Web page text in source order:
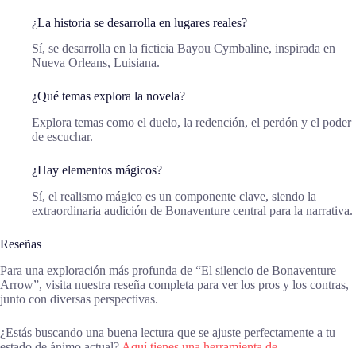
¿La historia se desarrolla en lugares reales?
Sí, se desarrolla en la ficticia Bayou Cymbaline, inspirada en
Nueva Orleans, Luisiana.
¿Qué temas explora la novela?
Explora temas como el duelo, la redención, el perdón y el poder
de escuchar.
¿Hay elementos mágicos?
Sí, el realismo mágico es un componente clave, siendo la
extraordinaria audición de Bonaventure central para la narrativa.
Reseñas
Para una exploración más profunda de “El silencio de Bonaventure
Arrow”, visita nuestra reseña completa para ver los pros y los contras,
junto con diversas perspectivas.
¿Estás buscando una buena lectura que se ajuste perfectamente a tu